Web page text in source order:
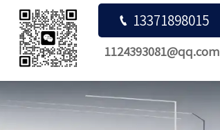
 13371898015
1124393081@qq.com